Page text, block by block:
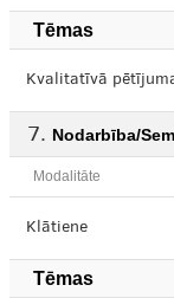
Tēmas
Kvalitatīvā
Nodarbība/
Modalitāte
Klātiene
Tēmas